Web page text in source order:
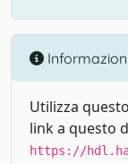
Utilizza
link a questo
https://